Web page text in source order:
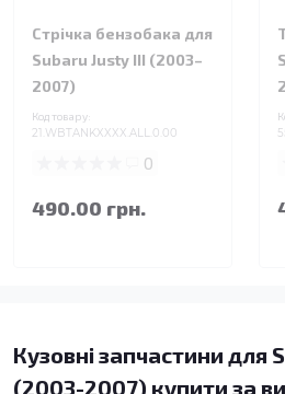
Стрічка бензобака для
Subaru Justy III (2003–
2007)
Код товару:
21.WBTANKXXXX.ALL.0.00
0
490.00 грн.
Кузовні запчастини для
(2003-2007) купити за